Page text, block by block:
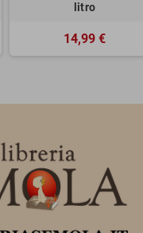
litro
14,99 €